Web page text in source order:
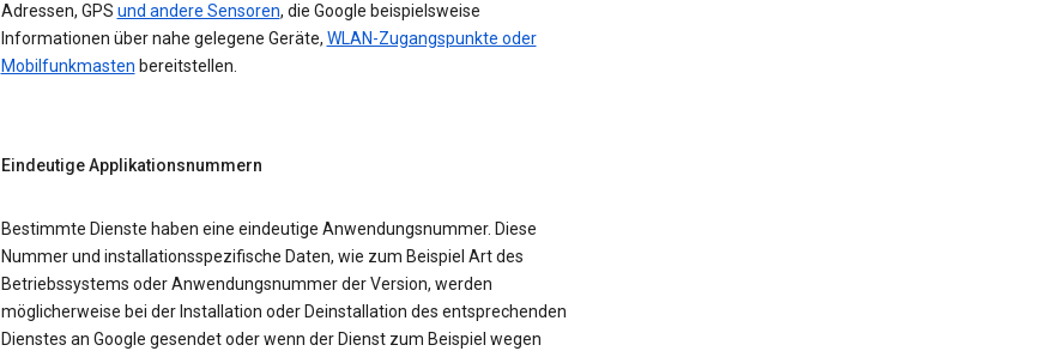
Adressen, GPS und andere Sensoren, die Google beispielsweise
Informationen über nahe gelegene Geräte, WLAN-Zugangspunkte oder
Mobilfunkmasten bereitstellen.
Eindeutige Applikationsnummern
Bestimmte Dienste haben eine eindeutige Anwendungsnummer. Diese
Nummer und installationsspezifische Daten, wie zum Beispiel Art des
Betriebssystems oder Anwendungsnummer der Version, werden
möglicherweise bei der Installation oder Deinstallation des entsprechenden
Dienstes an Google gesendet oder wenn der Dienst zum Beispiel wegen